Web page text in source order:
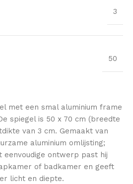
3
50
met een smal aluminium frame
spiegel is 50 x 70 cm (breedte
van 3 cm. Gemaakt van
aluminium omlijsting;
ontwerp past hij
of badkamer en geeft
licht en diepte.